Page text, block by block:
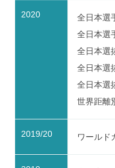
2020
全日本
全日本
全日本選
全日本選
全日本
世界距離
2019/20 ワールド